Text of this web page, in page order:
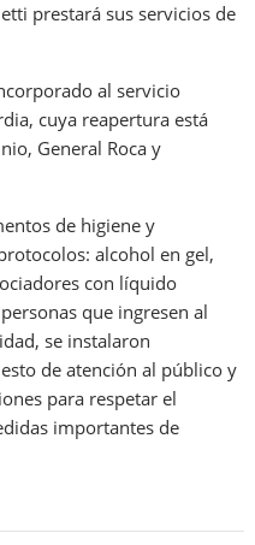
prestará sus servicios de
al servicio
cuya reapertura está
General Roca y
de higiene y
alcohol en gel,
con líquido
que ingresen al
se instalaron
de atención al público y
para respetar el
importantes de